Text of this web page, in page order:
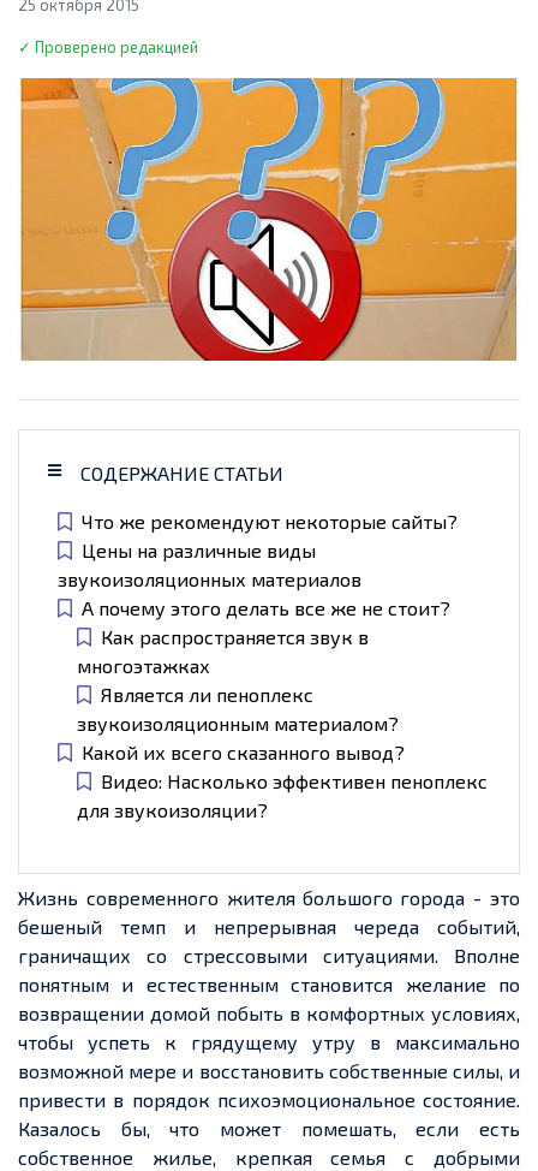
25 октября 2015
✓ Проверено редакцией
СОДЕРЖАНИЕ СТАТЬИ
Что же рекомендуют некоторые сайты?
Цены на различные виды
звукоизоляционных материалов
А почему этого делать все же не стоит?
Как распространяется звук в
многоэтажках
Является ли пеноплекс
звукоизоляционным материалом?
Какой их всего сказанного вывод?
Видео: Насколько эффективен пеноплекс
для звукоизоляции?
Жизнь современного жителя большого города - это
бешеный темп и непрерывная череда событий,
граничащих со стрессовыми ситуациями. Вполне
понятным и естественным становится желание по
возвращении домой побыть в комфортных условиях,
чтобы успеть к грядущему утру в максимально
возможной мере и восстановить собственные силы, и
привести в порядок психоэмоциональное состояние.
Казалось бы, что может помешать, если есть
собственное жилье, крепкая семья с добрыми